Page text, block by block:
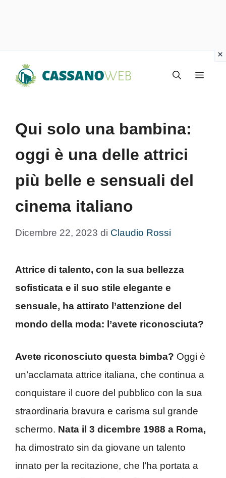
Menu
Qui solo una bambina:
oggi è una delle attrici
più belle e sensuali del
cinema italiano
Dicembre 22, 2023 di Claudio Rossi
Attrice di talento, con la sua bellezza
sofisticata e il suo stile elegante e
sensuale, ha attirato l’attenzione del
mondo della moda: l’avete riconosciuta?
Avete riconosciuto questa bimba? Oggi è
un’acclamata attrice italiana, che continua a
conquistare il cuore del pubblico con la sua
straordinaria bravura e carisma sul grande
schermo. Nata il 3 dicembre 1988 a Roma,
ha dimostrato sin da giovane un talento
innato per la recitazione, che l’ha portata a